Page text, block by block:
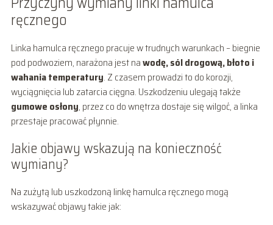
ręcznego
Linka hamulca ręcznego pracuje w trudnych warunkach – biegnie
pod podwoziem, narażona jest nawodę, sól drogową, błoto i
wahania temperatury. Z czasem prowadzi to do korozji,
wyciągnięcia lub zatarcia cięgna. Uszkodzeniu ulegają także
gumowe osłony, przez co do wnętrza dostaje się wilgoć, a linka
przestaje pracować płynnie.
Jakie objawy wskazują na konieczność
wymiany?
Na zużytą lub uszkodzoną linkę hamulca ręcznego mogą
wskazywać objawy takie jak: